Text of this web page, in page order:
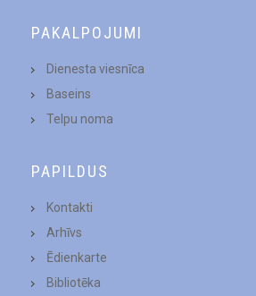
PAKALPOJUMI
Dienesta viesnīca
Baseins
Telpu noma
PAPILDUS
Kontakti
Arhīvs
Ēdienkarte
Bibliotēka